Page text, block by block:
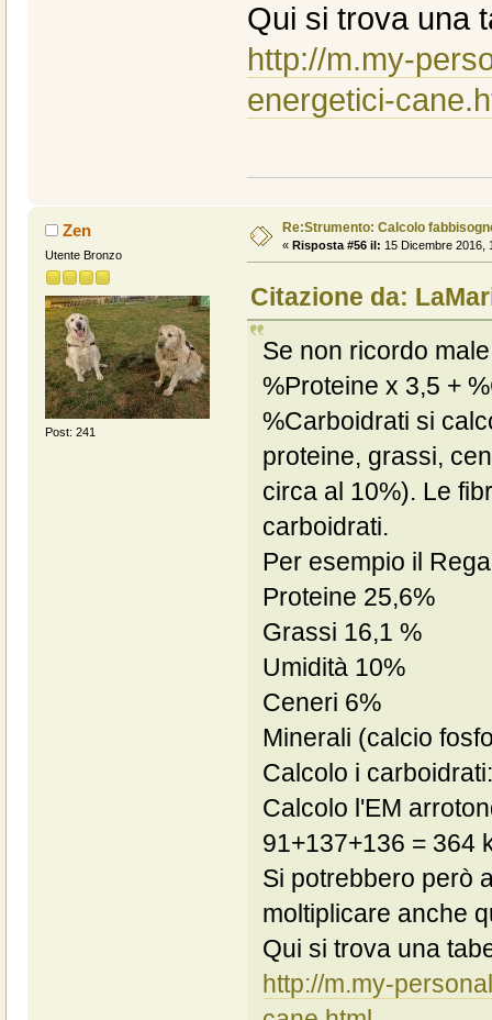
Qui si trova una
http://m.my-
energetici-
Zen
Utente Bronzo
Post: 241
Re:Strumento: Calcolo
« Risposta #56 il: 15 Dicembre 2016,
Citazione da:
Se non ricordo
%Proteine x 3,5 +
%Carboidrati si
proteine, grassi,
circa al 10%). Le
carboidrati.
Per esempio il
Proteine 25,6%
Grassi 16,1 %
Umidità 10%
Ceneri 6%
Minerali (calcio
Calcolo i
Calcolo l'EM
91+137+136 = 364
Si potrebbero però
moltiplicare anche
Qui si trova una
http://m.my-